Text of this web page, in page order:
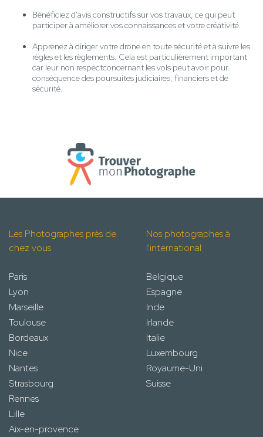
Bénéficiez d'avis constructifs sur vos travaux, ce qui peut
participer à améliorer vos connaissances et votre créativité.
Apprenez à diriger votre drone en toute sécurité et à suivre les
règles et les règlements. Cela est particulièrement important
car leur non respectconcernant les vols peut avoir pour
conséquence des poursuites judiciaires, financiers et de
sécurité.
Les Photographes près de
chez vous
Paris
Lyon
Marseille
Toulouse
Bordeaux
Nice
Nantes
Strasbourg
Rennes
Lille
Aix-en-provence
Nos photographes à
l'international
Belgique
Espagne
Inde
Irlande
Italie
Luxembourg
Royaume-Uni
Suisse